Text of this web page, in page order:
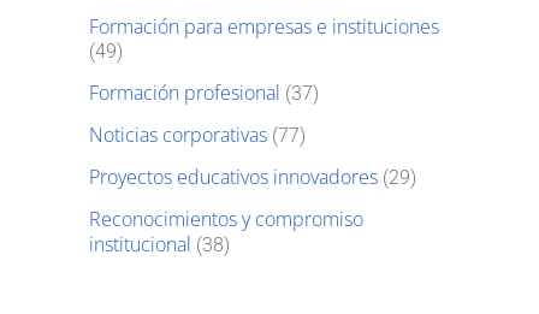
Formación para empresas e instituciones
(49)
Formación profesional (37)
Noticias corporativas (77)
Proyectos educativos innovadores (29)
Reconocimientos y compromiso
institucional (38)